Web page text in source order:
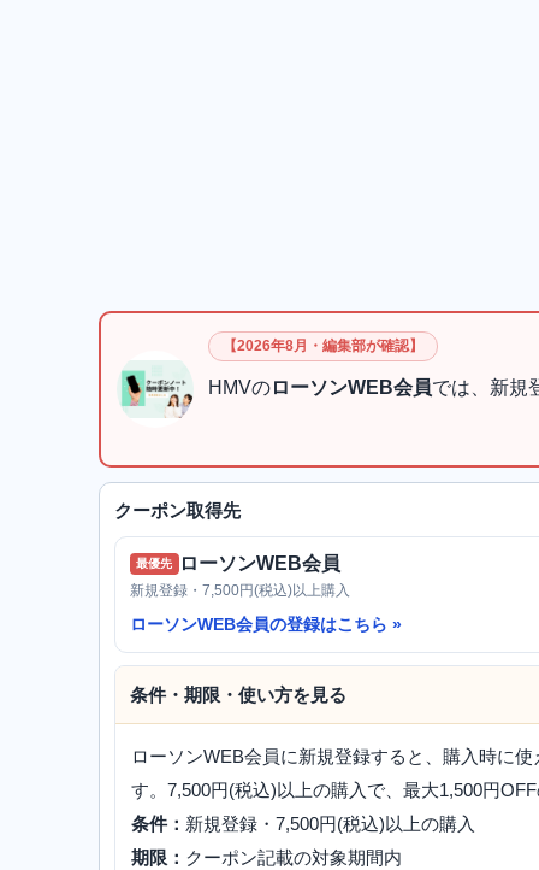
【2026年8月・編集部が確認】
HMVのローソンWEB会員では、新規
クーポン取得先
最優先 ローソンWEB会員
新規登録・7,500円(税込)以上購入
ローソンWEB会員の登録はこちら
条件・期限・使い方を見る
ローソンWEB会員に新規登録すると、購入時に
す。7,500円(税込)以上の購入で、最大1,500円
条件： 新規登録・7,500円(税込)以上の購入
期限： クーポン記載の対象期間内